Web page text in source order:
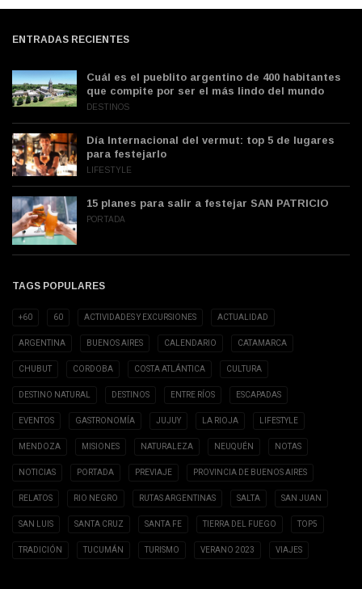
ENTRADAS RECIENTES
Cuál es el pueblito argentino de 400 habitantes
que compite por ser el más lindo del mundo
DESTINOS
Día Internacional del vermut: top 5 de lugares
para festejarlo
LIFESTYLE
15 planes para salir a festejar SAN PATRICIO
PORTADA
TAGS POPULARES
+60 60 ACTIVIDADES Y EXCURSIONES ACTUALIDAD
ARGENTINA BUENOS AIRES CALENDARIO CATAMARCA
CHUBUT CORDOBA COSTA ATLÁNTICA CULTURA
DESTINO NATURAL DESTINOS ENTRE RÍOS ESCAPADAS
EVENTOS GASTRONOMÍA JUJUY LA RIOJA LIFESTYLE
MENDOZA MISIONES NATURALEZA NEUQUÉN NOTAS
NOTICIAS PORTADA PREVIAJE PROVINCIA DE BUENOS AIRES
RELATOS RIO NEGRO RUTAS ARGENTINAS SALTA SAN JUAN
SAN LUIS SANTA CRUZ SANTA FE TIERRA DEL FUEGO TOP5
TRADICIÓN TUCUMÁN TURISMO VERANO 2023 VIAJES